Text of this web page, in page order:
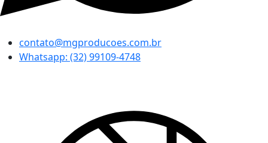
contato@mgproducoes.com.br
Whatsapp: (32) 99109-4748